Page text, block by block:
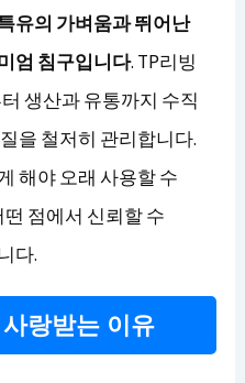
유의 가벼움과 뛰어난
엄 침구입니다. TP리빙
생산과 유통까지 수직
을 철저히 관리합니다.
해야 오래 사용할 수
점에서 신뢰할 수
다.
랑받는 이유